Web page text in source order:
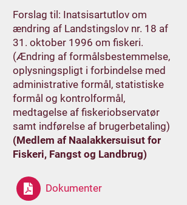
Forslag til: Inatsisartutlov om
ændring af Landstingslov nr. 18 af
31. oktober 1996 om fiskeri.
(Ændring af formålsbestemmelse,
oplysningspligt i forbindelse med
administrative formål, statistiske
formål og kontrolformål,
medtagelse af fiskeriobservatør
samt indførelse af brugerbetaling)
(Medlem af Naalakkersuisut for
Fiskeri, Fangst og Landbrug)
Dokumenter